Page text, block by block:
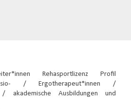
Rehasportlizenz Profil
/ Ergotherapeut*innen /
/ akademische Ausbildungen und